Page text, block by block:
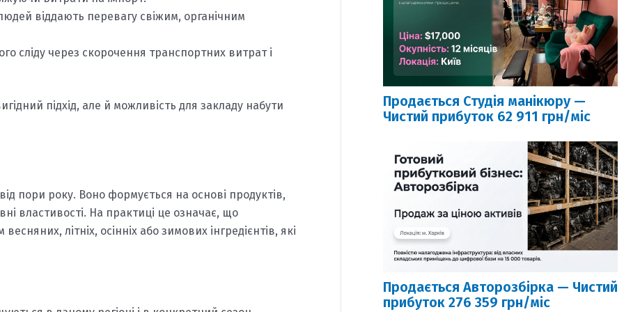
віддають перевагу свіжим, органічним
сліду через скорочення транспортних витрат і
підхід, але й можливість для закладу набути
пори року. Воно формується на основі продуктів,
властивості. На практиці це означає, що
літніх, осінніх або зимових інгредієнтів, які
Продається Студія манікюру —
Чистий прибуток 62 911 грн/міс
Продається Авторозбірка — Чистий
прибуток 276 359 грн/міс